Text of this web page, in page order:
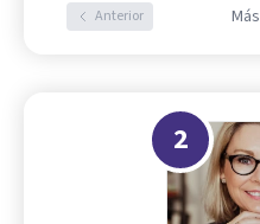
Anterior
2